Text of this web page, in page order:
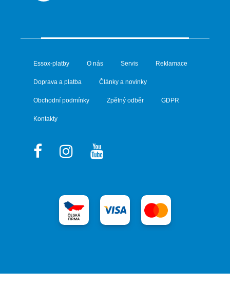
Essox-platby O nás Servis Reklamace
Doprava a platba Články a novinky
Obchodní podmínky Zpětný odběr GDPR
Kontakty